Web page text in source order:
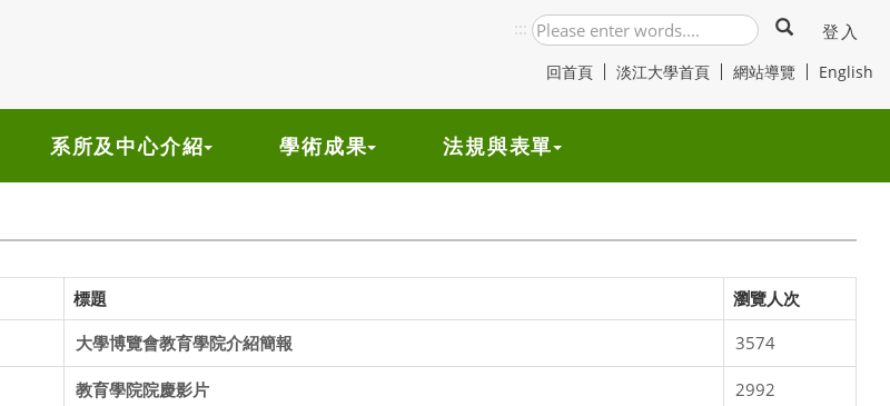
::: 登入
回首頁 淡江大學首頁 網站導覽 English
系所及中心介紹 學術成果 法規與表單
標題
瀏覽人次
大學博覽會教育學院介紹簡報 3574
教育學院院慶影片 2992